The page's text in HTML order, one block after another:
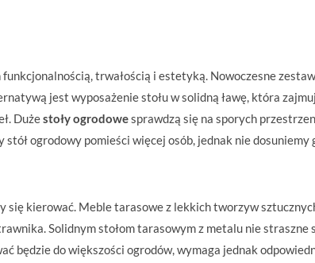
trwałością i estetyką. Nowoczesne
jest wyposażenie stołu w solidną ławę, która
Dużestoły ogrodowesprawdzą się na sporych
ogrodowy pomieści więcej osób, jednak nie dosuniemy
kierować. Meble tarasowe z lekkich tworzyw
Solidnym stołom tarasowym z metalu nie straszne
będzie do większości ogrodów, wymaga jednak